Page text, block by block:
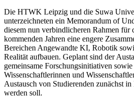
Die HTWK Leipzig und die Suwa
unterzeichneten ein Memorandum of
diesem nun verbindlicheren Rahmen für
kommenden Jahren eine engere
Bereichen Angewandte KI, Robotik
Realität aufbauen. Geplant sind der
gemeinsame Forschungsinitiativen
Wissenschaftlerinnen und
Austausch von Studierenden zunächst
werden soll.